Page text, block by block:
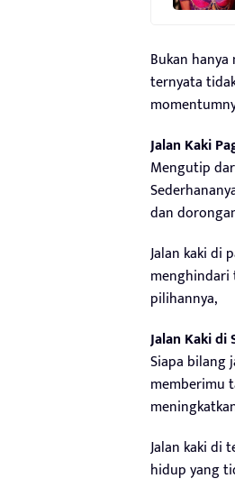
Bukan
ternyata
Jalan Kaki
Mengutip
dan
Jalan kaki di
menghindari
pilihannya,
Jalan Kaki di
Siapa bilang
memberimu
Jalan kaki di
hidup yang